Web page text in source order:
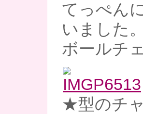
てっぺん
いました。
ボールチ
★型のチ